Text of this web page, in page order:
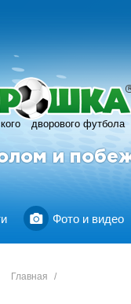
дворового футбола
R
и
Фото и видео
Главная /